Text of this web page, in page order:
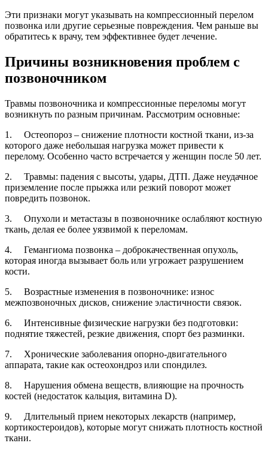
Эти признаки могут указывать на компрессионный перелом
позвонка или другие серьезные повреждения. Чем раньше вы
обратитесь к врачу, тем эффективнее будет лечение.
Причины возникновения проблем с
позвоночником
Травмы позвоночника и компрессионные переломы могут
возникнуть по разным причинам. Рассмотрим основные:
1. Остеопороз – снижение плотности костной ткани, из-за
которого даже небольшая нагрузка может привести к
перелому. Особенно часто встречается у женщин после 50 лет.
2. Травмы: падения с высоты, удары, ДТП. Даже неудачное
приземление после прыжка или резкий поворот может
повредить позвонок.
3. Опухоли и метастазы в позвоночнике ослабляют костную
ткань, делая ее более уязвимой к переломам.
4. Гемангиома позвонка – доброкачественная опухоль,
которая иногда вызывает боль или угрожает разрушением
кости.
5. Возрастные изменения в позвоночнике: износ
межпозвоночных дисков, снижение эластичности связок.
6. Интенсивные физические нагрузки без подготовки:
поднятие тяжестей, резкие движения, спорт без разминки.
7. Хронические заболевания опорно-двигательного
аппарата, такие как остеохондроз или спондилез.
8. Нарушения обмена веществ, влияющие на прочность
костей (недостаток кальция, витамина D).
9. Длительный прием некоторых лекарств (например,
кортикостероидов), которые могут снижать плотность костной
ткани.